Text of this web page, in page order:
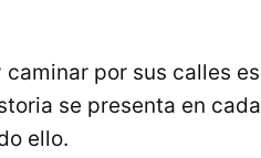
por sus calles es
se presenta en cada
ello.